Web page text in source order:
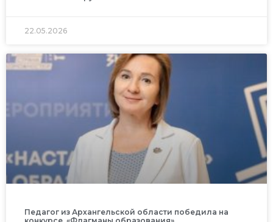
22.05.2026
Педагог из Архангельской области победила на